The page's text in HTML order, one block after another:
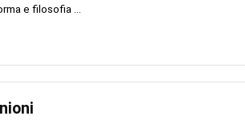
e filosofia ...